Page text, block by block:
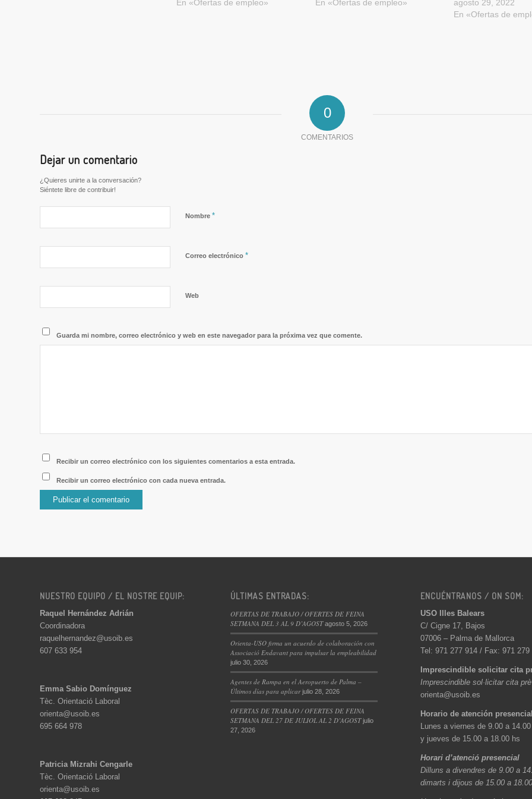
En «Ofertas de empleo»
En «Ofertas de empleo»
agosto 29, 2022
En «Ofertas de
0
COMENTARIOS
Dejar un comentario
¿Quieres unirte a la conversación?
Siéntete libre de contribuir!
Nombre *
Correo electrónico *
Web
Guarda mi nombre, correo electrónico y web en este navegador para la próxima vez que comente.
Recibir un correo electrónico con los siguientes comentarios a esta entrada.
Recibir un correo electrónico con cada nueva entrada.
NUESTRO EQUIPO / EL NOSTRE EQUIP:
Raquel Hernández Adrián
Coordinadora
raquelhernandez@usoib.es
607 633 954
Emma Sabio Domínguez
Tèc. Orientació Laboral
orienta@usoib.es
695 664 978
Patricia Mizrahi Cengarle
Tèc. Orientació Laboral
orienta@usoib.es
ÚLTIMAS ENTRADAS:
OFERTAS DE TRABAJO / OFERTES DE FEINA
SETMANA DEL 3 AL 9 D’AGOST agosto 5, 2026
Orienta-USO firma un acuerdo de colaboración con
Associació Endavant para impulsar la empleabilidad
julio 30, 2026
Agentes de Rampa en el Aeropuerto de Palma –
Últimos días para aplicar julio 28, 2026
OFERTAS DE TRABAJO / OFERTES DE FEINA
SETMANA DEL 27 DE JULIOL AL 2 D’AGOST julio
27, 2026
ENCUÉNTRANOS / ON SOM:
USO Illes Balears
C/ Cigne 17, Bajos
07006 – Palma de Mallorca
Tel: 971 277 914 / Fax: 971 279
Imprescindible solicitar cita
Imprescindible sol·licitar cita
orienta@usoib.es
Horario de atención
Lunes a viernes de 9.00 a
y jueves de 15.00 a 18.00 hs
Horari d’atenció presencial
Dilluns a divendres de 9.00 a
dimarts i dijous de 15.00 a